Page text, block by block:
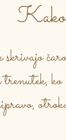
Kako
trenutek,